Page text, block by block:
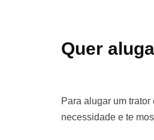
Quer
Para alugar um
necessidade e te